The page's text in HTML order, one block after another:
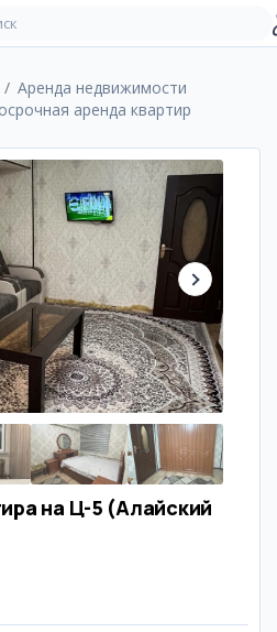
Аренда недвижимости
аренда квартир
на Ц-5 (Алайский